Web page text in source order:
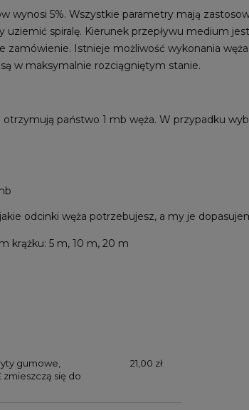
wynosi 5%. Wszystkie parametry mają
spiralę. Kierunek przepływu medium
zamówienie. Istnieje możliwość wykonania
w maksymalnie rozciągniętym stanie.
państwo 1 mb węża. W przypadku
odcinki węża potrzebujesz, a my je
krążku: 5 m, 10 m, 20 m
gumowe,
się do
21,00 zł